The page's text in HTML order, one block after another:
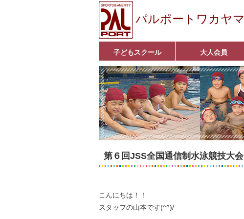
パルポートワカヤマ
子どもスクール
ベビーコース
幼児コース
小学生コース
育成コース
選手コース
■入会案内■
大人会員
いきいきコース
アクア遊悠クラブ
■入会案内■
第６回JSS全国通信制水泳競技大会
こんにちは！！
スタッフの山本です(^^)/